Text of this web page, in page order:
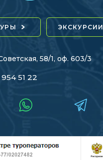
ЭКСКУРСИИ
58/1, оф. 603/3
51 22